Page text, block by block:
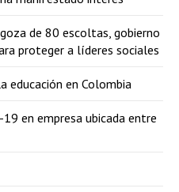
de 80 escoltas, gobierno
proteger a líderes sociales
educación en Colombia
en empresa ubicada entre